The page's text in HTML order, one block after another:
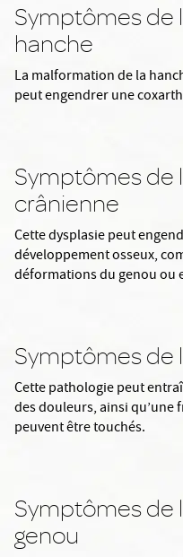
Symptômes de
hanche
La malformation de la
peut engendrer une
Symptômes de
crânienne
Cette dysplasie peut
développement osseux,
déformations du genou ou
Symptômes de
Cette pathologie peut
des douleurs, ainsi qu’une
peuvent être touchés.
Symptômes de
genou